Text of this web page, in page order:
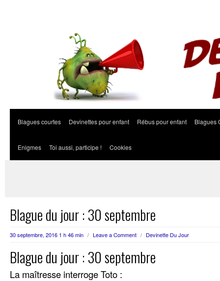
Blagues courtes Devinettes pour enfant Rébus pour enfant Blagues
Enigmes Toi aussi, participe ! Cookies
Blague du jour : 30 septembre
30 septembre, 2016 1 h 46 min / Leave a Comment / Devinette Du Jour
Blague du jour : 30 septembre
La maîtresse interroge Toto :